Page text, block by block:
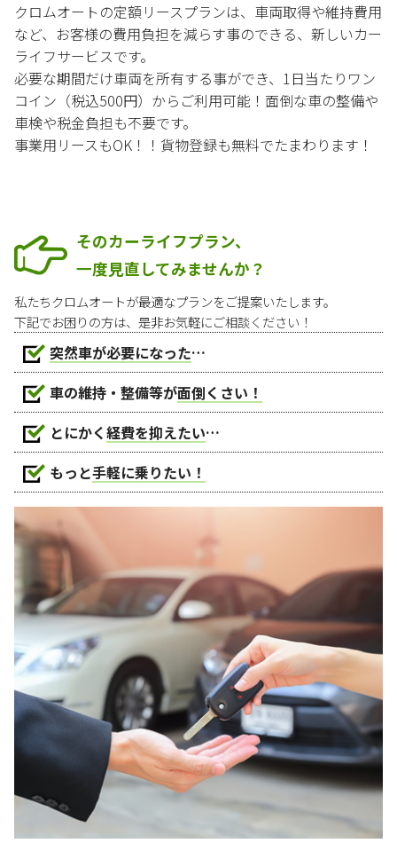
クロムオートの定額リースプランは、車両取得や維持費用
など、お客様の費用負担を減らす事のできる、新しいカー
ライフサービスです。
必要な期間だけ車両を所有する事ができ、1日当たりワン
コイン（税込500円）からご利用可能！面倒な車の整備や
車検や税金負担も不要です。
事業用リースもOK！！貨物登録も無料でたまわります！
そのカーライフプラン、
一度見直してみませんか？
私たちクロムオートが最適なプランをご提案いたします。
下記でお困りの方は、是非お気軽にご相談ください！
突然車が必要になった…
車の維持・整備等が面倒くさい！
とにかく経費を抑えたい…
もっと手軽に乗りたい！